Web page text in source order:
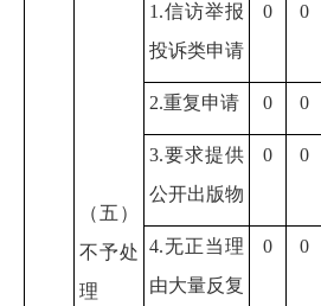
（五）
不予处
理
1.信访举报
投诉类申请
0 0
2.重复申请 0 0
3.要求提供
公开出版物
0 0
4.无正当理
由大量反复
0 0